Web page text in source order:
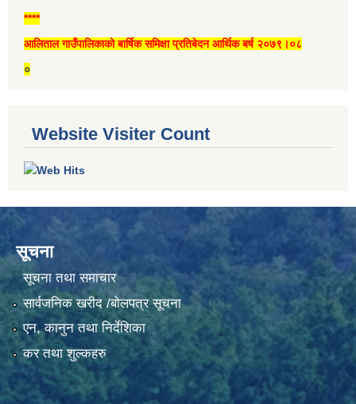
****
आलिताल गाउँपालिकाको बार्षिक समिक्षा प्रतिबेदन आर्थिक बर्ष २०७९।०८
०
Website Visiter Count
सूचना
सूचना तथा समाचार
सार्वजनिक खरीद /बोलपत्र सूचना
एन, कानुन तथा निर्देशिका
कर तथा शुल्कहरु